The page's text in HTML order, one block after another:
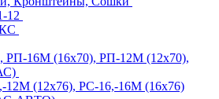
12
РП-16М (16х70), РП-12М (12х70),
12М (12х76), РС-16,-16М (16х76)